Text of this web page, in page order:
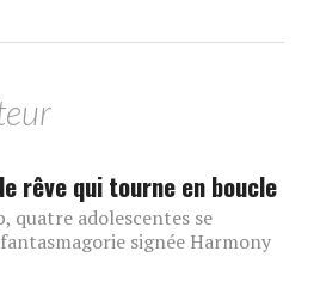
rêve qui tourne en boucle
quatre adolescentes se
signée Harmony